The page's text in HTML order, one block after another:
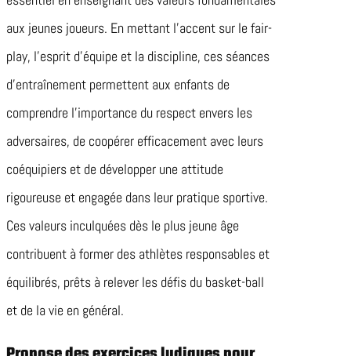
aux jeunes joueurs. En mettant l’accent sur le fair-
play, l’esprit d’équipe et la discipline, ces séances
d’entraînement permettent aux enfants de
comprendre l’importance du respect envers les
adversaires, de coopérer efficacement avec leurs
coéquipiers et de développer une attitude
rigoureuse et engagée dans leur pratique sportive.
Ces valeurs inculquées dès le plus jeune âge
contribuent à former des athlètes responsables et
équilibrés, prêts à relever les défis du basket-ball
et de la vie en général.